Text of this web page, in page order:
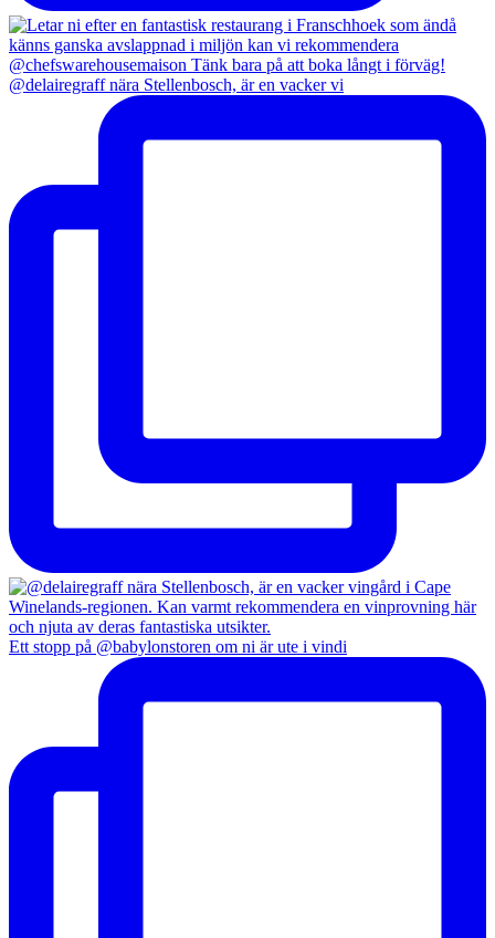
@delairegraff nära Stellenbosch, är en vacker vi
Ett stopp på @babylonstoren om ni är ute i vindi